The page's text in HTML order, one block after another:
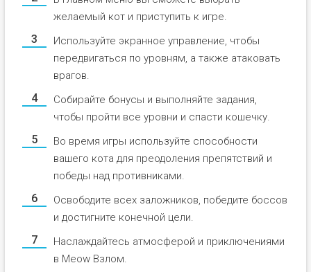
желаемый кот и приступить к игре.
Используйте экранное управление, чтобы
передвигаться по уровням, а также атаковать
врагов.
Собирайте бонусы и выполняйте задания,
чтобы пройти все уровни и спасти кошечку.
Во время игры используйте способности
вашего кота для преодоления препятствий и
победы над противниками.
Освободите всех заложников, победите боссов
и достигните конечной цели.
Наслаждайтесь атмосферой и приключениями
в Meow Взлом.